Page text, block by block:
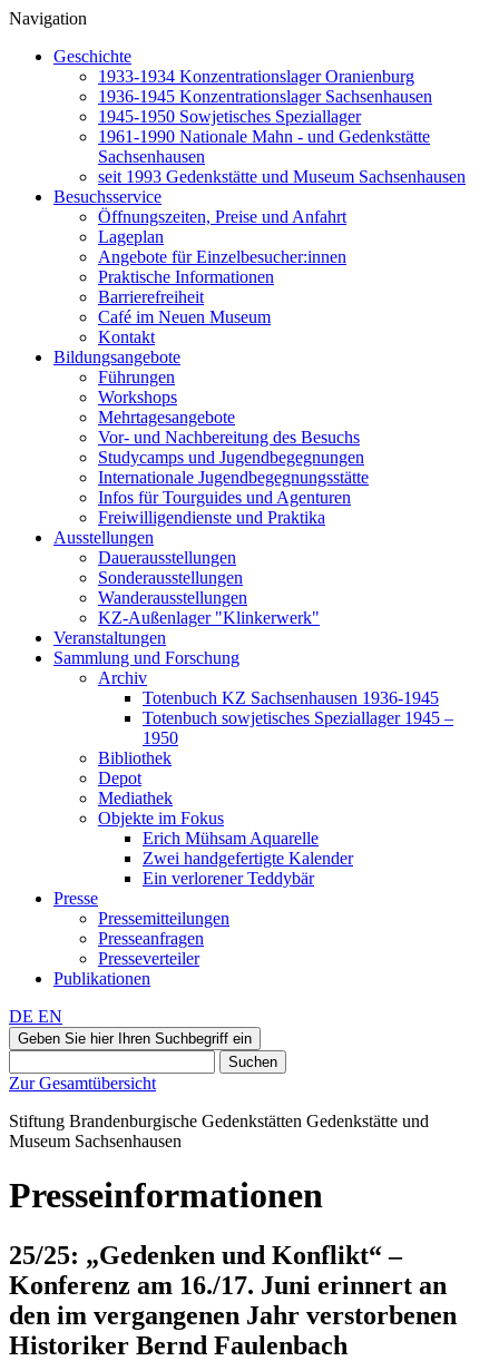
Navigation
Geschichte
1933-1934 Konzentrationslager Oranienburg
1936-1945 Konzentrationslager Sachsenhausen
1945-1950 Sowjetisches Speziallager
1961-1990 Nationale Mahn - und Gedenkstätte
Sachsenhausen
seit 1993 Gedenkstätte und Museum Sachsenhausen
Besuchsservice
Öffnungszeiten, Preise und Anfahrt
Lageplan
Angebote für Einzelbesucher:innen
Praktische Informationen
Barrierefreiheit
Café im Neuen Museum
Kontakt
Bildungsangebote
Führungen
Workshops
Mehrtagesangebote
Vor- und Nachbereitung des Besuchs
Studycamps und Jugendbegegnungen
Internationale Jugendbegegnungsstätte
Infos für Tourguides und Agenturen
Freiwilligendienste und Praktika
Ausstellungen
Dauerausstellungen
Sonderausstellungen
Wanderausstellungen
KZ-Außenlager "Klinkerwerk"
Veranstaltungen
Sammlung und Forschung
Archiv
Totenbuch KZ Sachsenhausen 1936-1945
Totenbuch sowjetisches Speziallager 1945 –
1950
Bibliothek
Depot
Mediathek
Objekte im Fokus
Erich Mühsam Aquarelle
Zwei handgefertigte Kalender
Ein verlorener Teddybär
Presse
Pressemitteilungen
Presseanfragen
Presseverteiler
Publikationen
DE EN
Geben Sie hier Ihren Suchbegriff ein
Suchen
Zur Gesamtübersicht
Stiftung Brandenburgische Gedenkstätten Gedenkstätte und
Museum Sachsenhausen
Presseinformationen
25/25: „Gedenken und Konflikt“ –
Konferenz am 16./17. Juni erinnert an
den im vergangenen Jahr verstorbenen
Historiker Bernd Faulenbach